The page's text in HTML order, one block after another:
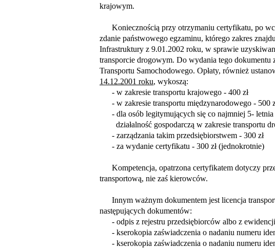
krajowym.
Koniecznością przy otrzymaniu certyfikatu, po
zdanie państwowego egzaminu, którego zakres
Infrastruktury z 9.01.2002 roku, w sprawie
transporcie drogowym. Do wydania tego dokumentu
Transportu Samochodowego. Opłaty, również
14.12.2001 roku, wykoszą:
- w zakresie transportu krajowego - 400 zł
- w zakresie transportu międzynarodowego - 500
- dla osób legitymujących się co najmniej 5-
działalność gospodarczą w zakresie transportu
- zarządzania takim przedsiębiorstwem - 300 zł
- za wydanie certyfikatu - 300 zł (jednokrotnie)
Kompetencja, opatrzona certyfikatem dotyczy
transportową, nie zaś kierowców.
Innym ważnym dokumentem jest licencja
następujących dokumentów:
- odpis z rejestru przedsiębiorców albo z ewidencji
- kserokopia zaświadczenia o nadaniu numeru
- kserokopia zaświadczenia o nadaniu numeru